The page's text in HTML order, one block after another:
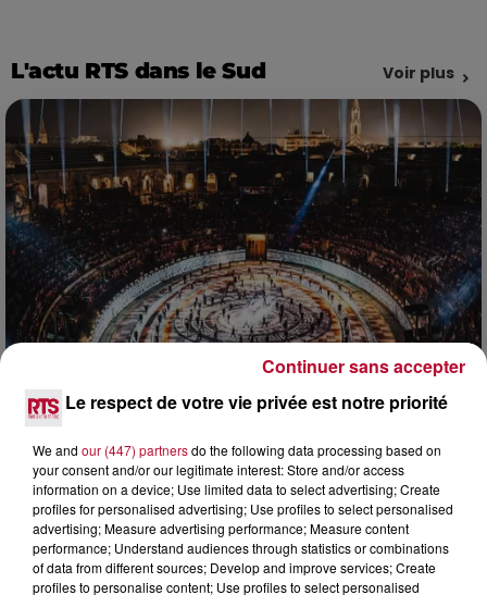
L'actu RTS dans le Sud Voir plus
7h21
NÎMES : « LE RÊVE DU GLADIATEUR » INVESTIT
LES ARÈNES CES 3...
Après un franc succès l'été dernier, le spectacle « Le Rêve
du gladiateur » revient illuminer l'amphithéâtre romain les 6,
7 et 8 août. Une fresque nocturne...
Le respect de votre vie privée est notre priorité
We and our (447) partnersdo the following data processing based on
your consent and/or our legitimate interest: Store and/or access
information on a device; Use limited data to select advertising; Create
profiles for personalised advertising; Use profiles to select personalised
advertising; Measure advertising performance; Measure content
performance; Understand audiences through statistics or combinations
of data from different sources; Develop and improve services; Create
profiles to personalise content; Use profiles to select personalised
Continuer sans accepter